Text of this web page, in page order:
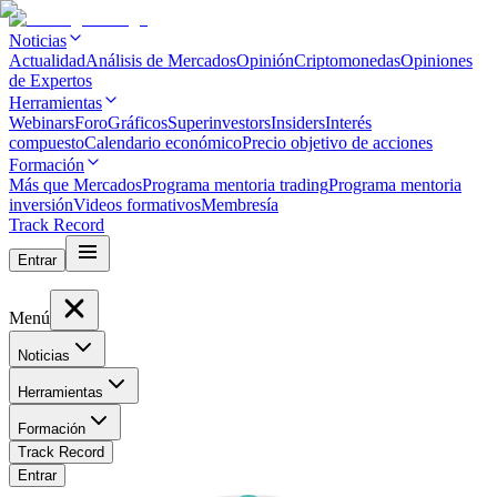
Noticias
ActualidadAnálisis de MercadosOpiniónCriptomonedasOpiniones
de Expertos
Herramientas
WebinarsForoGráficosSuperinvestorsInsidersInterés
compuestoCalendario económicoPrecio objetivo de acciones
Formación
Más que MercadosPrograma mentoria tradingPrograma mentoria
inversiónVideos formativosMembresía
Track Record
Entrar
Menú
Noticias
Herramientas
Formación
Track Record
Entrar